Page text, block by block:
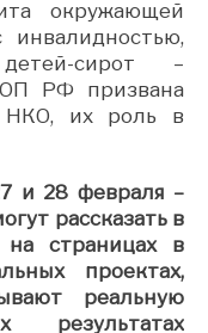
окружающей
сирот –
РФ призвана
НКО, их роль в
и 28 февраля –
рассказать в
страницах в
проектах,
реальную